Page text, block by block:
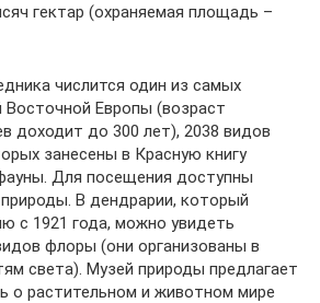
гектар (охраняемая площадь –
числится один из самых
Восточной Европы (возраст
доходит до 300 лет), 2038 видов
занесены в Красную книгу
Для посещения доступны
В дендрарии, который
с 1921 года, можно увидеть
флоры (они организованы в
света). Музей природы предлагает
о растительном и животном мире